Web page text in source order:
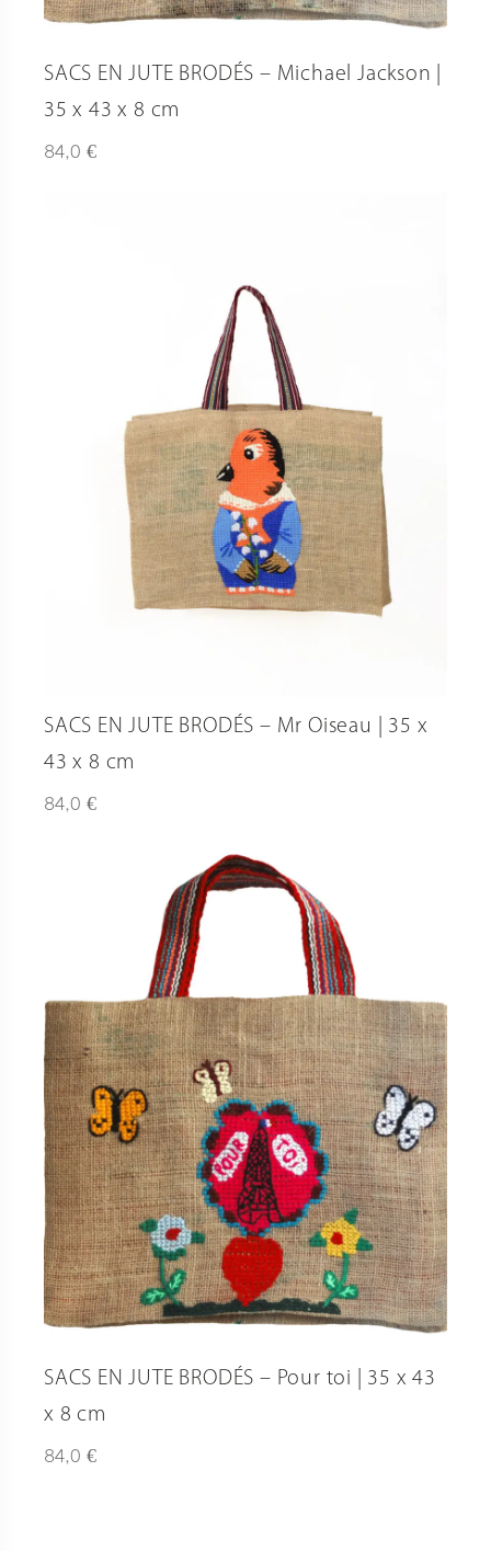
SACS EN JUTE BRODÉS – Michael Jackson |
35 x 43 x 8 cm
84,0 €
SACS EN JUTE BRODÉS – Mr Oiseau | 35 x
43 x 8 cm
84,0 €
SACS EN JUTE BRODÉS – Pour toi | 35 x 43
x 8 cm
84,0 €